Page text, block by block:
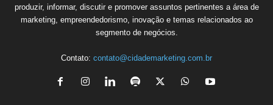
produzir, informar, discutir e promover assuntos pertinentes a área de
marketing, empreendedorismo, inovação e temas relacionados ao
segmento de negócios.
Contato: contato@cidademarketing.com.br